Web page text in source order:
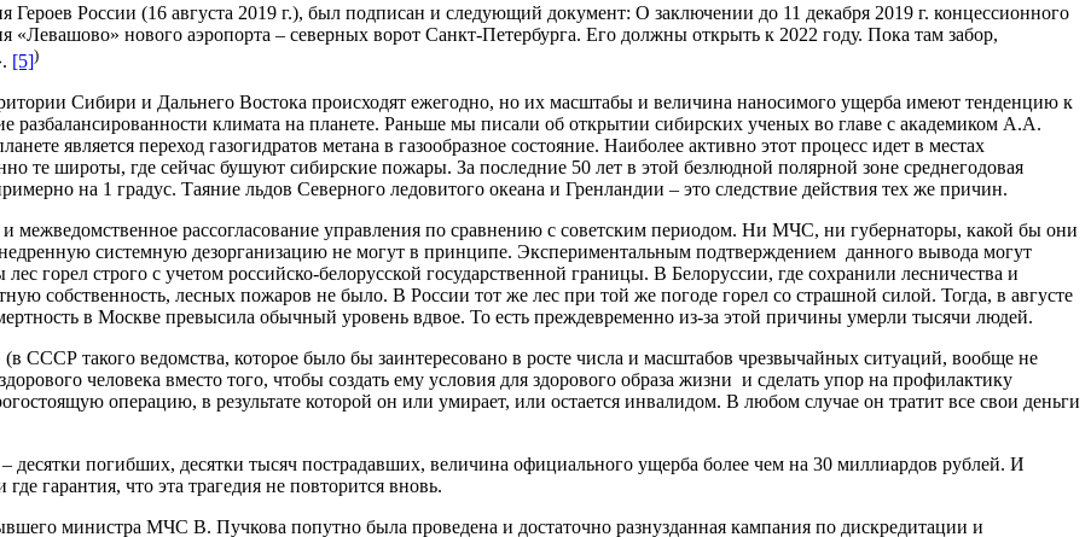
Героев России (16 августа 2019 г.), был подписан и следующий документ: О заключении до 11 декабря 2019 г. концессионного
«Левашово» нового аэропорта – северных ворот Санкт-Петербурга. Его должны открыть к 2022 году. Пока там забор,
[5])
Сибири и Дальнего Востока происходят ежегодно, но их масштабы и величина наносимого ущерба имеют тенденцию к
разбалансированности климата на планете. Раньше мы писали об открытии сибирских ученых во главе с академиком А.А.
является переход газогидратов метана в газообразное состояние. Наиболее активно этот процесс идет в местах
те широты, где сейчас бушуют сибирские пожары. За последние 50 лет в этой безлюдной полярной зоне среднегодовая
на 1 градус. Таяние льдов Северного ледовитого океана и Гренландии – это следствие действия тех же причин.
и межведомственное рассогласование управления по сравнению с советским периодом. Ни МЧС, ни губернаторы, какой бы они
системную дезорганизацию не могут в принципе. Экспериментальным подтверждением данного вывода могут
горел строго с учетом российско-белорусской государственной границы. В Белоруссии, где сохранили лесничества и
собственность, лесных пожаров не было. В России тот же лес при той же погоде горел со страшной силой. Тогда, в августе
в Москве превысила обычный уровень вдвое. То есть преждевременно из-за этой причины умерли тысячи людей.
такого ведомства, которое было бы заинтересовано в росте числа и масштабов чрезвычайных ситуаций, вообще не
человека вместо того, чтобы создать ему условия для здорового образа жизни и сделать упор на профилактику
операцию, в результате которой он или умирает, или остается инвалидом. В любом случае он тратит все свои деньги
погибших, десятки тысяч пострадавших, величина официального ущерба более чем на 30 миллиардов рублей. И
гарантия, что эта трагедия не повторится вновь.
министра МЧС В. Пучкова попутно была проведена и достаточно разнузданная кампания по дискредитации и